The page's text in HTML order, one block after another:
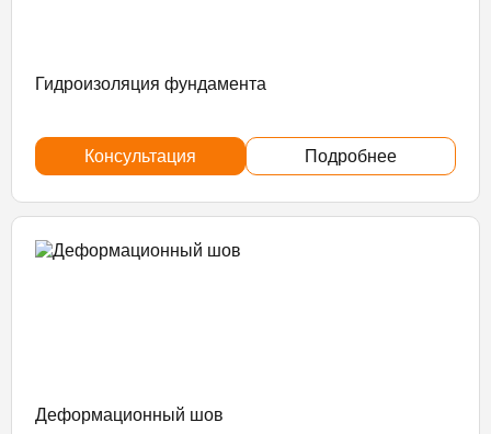
Гидроизоляция фундамента
Консультация Подробнее
Деформационный шов